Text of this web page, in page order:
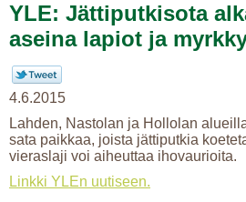
YLE: Jättiputkisota
aseina lapiot ja
4.6.2015
Lahden, Nastolan ja Hollolan
sata paikkaa, joista jättiputkia
vieraslaji voi aiheuttaa ihovaurioita.
Linkki YLEn uutiseen.